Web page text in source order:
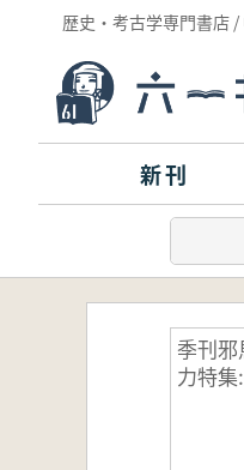
歴史・考古学専門書店
新刊
季刊
力特